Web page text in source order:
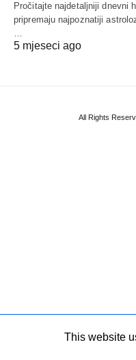
Pročitajte najdetaljniji dnevni
pripremaju najpoznatiji
…
5 mjeseci ago
All Rights
This website